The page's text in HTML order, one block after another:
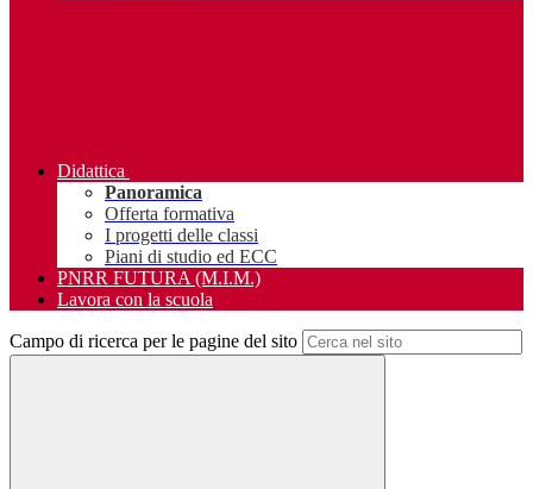
Didattica
Panoramica
Offerta formativa
I progetti delle classi
Piani di studio ed ECC
PNRR FUTURA (M.I.M.)
Lavora con la scuola
Campo di ricerca per le pagine del sito